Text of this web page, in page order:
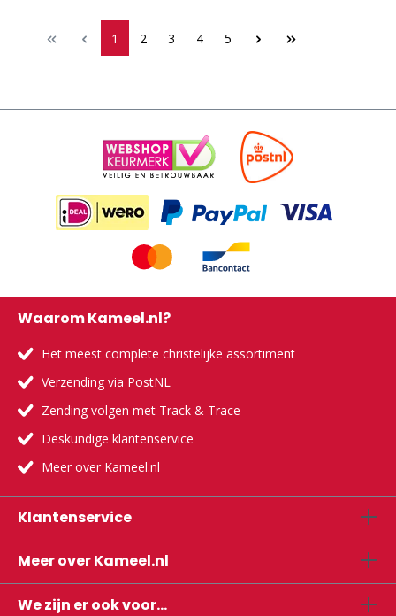
1 2 3 4 5
Waarom Kameel.nl?
Het meest complete christelijke assortiment
Verzending via PostNL
Zending volgen met Track & Trace
Deskundige klantenservice
Meer over Kameel.nl
Klantenservice
Meer over Kameel.nl
We zijn er ook voor...